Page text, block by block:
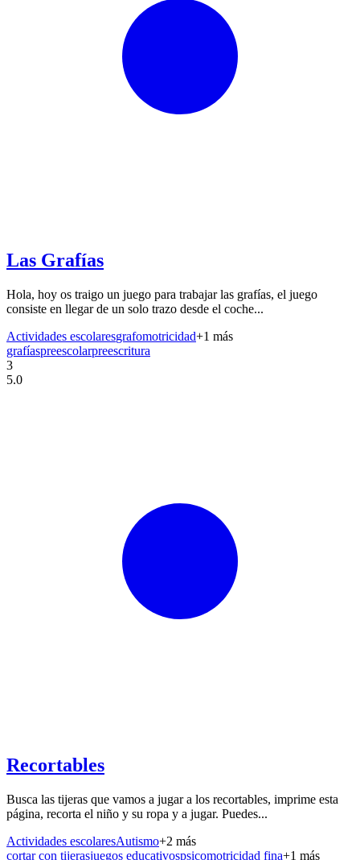
Las Grafías
Hola, hoy os traigo un juego para trabajar las grafías, el juego
consiste en llegar de un solo trazo desde el coche...
Actividades escolaresgrafomotricidad+1 más
grafíaspreescolarpreescritura
3
5.0
Recortables
Busca las tijeras que vamos a jugar a los recortables, imprime esta
página, recorta el niño y su ropa y a jugar. Puedes...
Actividades escolaresAutismo+2 más
cortar con tijerasjuegos educativospsicomotricidad fina+1 más